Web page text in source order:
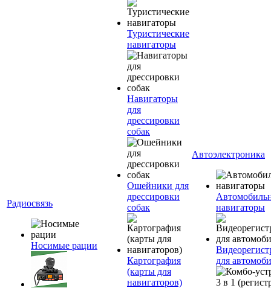
Радиосвязь
Носимые рации
Туристические
навигаторы
Навигаторы
для
дрессировки
собак
Ошейники для
дрессировки
собак
Картография
(карты для
навигаторов)
Автоэлектроника
навигаторы
для